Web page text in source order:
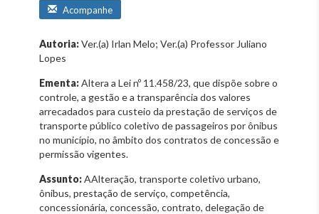
Acompanhe
Autoria:Ver.(a) Irlan Melo; Ver.(a) Professor Juliano
Lopes
Ementa:Altera a Lei nº 11.458/23, que dispõe sobre o
controle, a gestão e a transparência dos valores
arrecadados para custeio da prestação de serviços de
transporte público coletivo de passageiros por ônibus
no município, no âmbito dos contratos de concessão e
permissão vigentes.
Assunto:AAlteração, transporte coletivo urbano,
ônibus, prestação de serviço, competência,
concessionária, concessão, contrato, delegação de